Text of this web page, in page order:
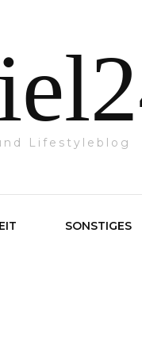
Lifestyleblog
SONSTIGES